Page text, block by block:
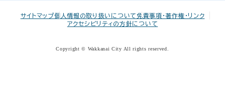
サイトマップ個人情報の取り扱いについて免責事項・著作権・リンク
アクセシビリティの方針について
Copyright © Wakkanai City All rights reserved.